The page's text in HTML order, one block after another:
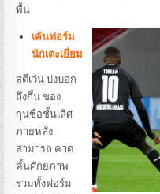
พื้น
เค้นฟอร์ม
นักเตะเยี่ยม
สตีเว่น บ่งบอก
ถึงกึ๋น ของ
กุนซือชั้นเลิศ
ภายหลัง
สามารถ คาด
คั้นศักยภาพ
รวมทั้งฟอร์ม